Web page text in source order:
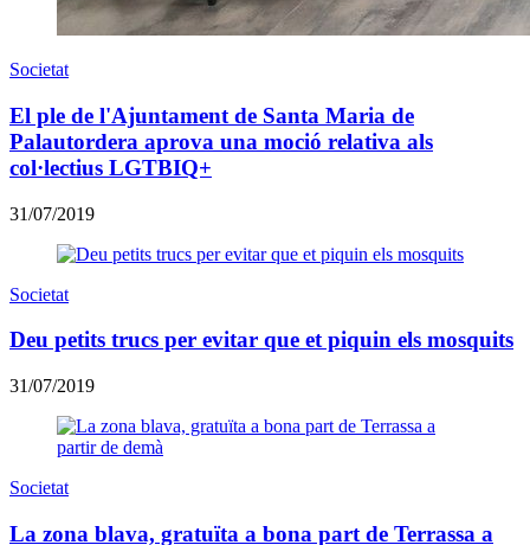
Societat
El ple de l'Ajuntament de Santa Maria de
Palautordera aprova una moció relativa als
col·lectius LGTBIQ+
31/07/2019
Societat
Deu petits trucs per evitar que et piquin els mosquits
31/07/2019
Societat
La zona blava, gratuïta a bona part de Terrassa a